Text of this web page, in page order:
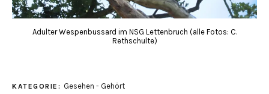
Adulter Wespenbussard im NSG Lettenbruch (alle Fotos: C.
Rethschulte)
KATEGORIE: Gesehen - Gehört